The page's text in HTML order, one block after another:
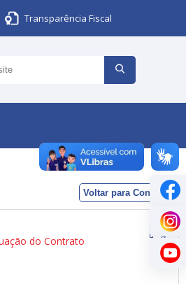
Transparência Fiscal
Voltar para Contratos
do Contrato